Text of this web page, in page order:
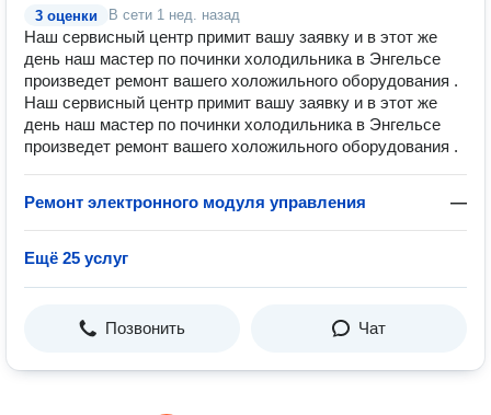
3 оценки В сети 1 нед. назад
Наш сервисный центр примит вашу заявку и в этот же
день наш мастер по починки холодильника в Энгельсе
произведет ремонт вашего холожильного оборудования .
Наш сервисный центр примит вашу заявку и в этот же
день наш мастер по починки холодильника в Энгельсе
произведет ремонт вашего холожильного оборудования .
Ремонт электронного модуля управления —
Ещё 25 услуг
Позвонить Чат